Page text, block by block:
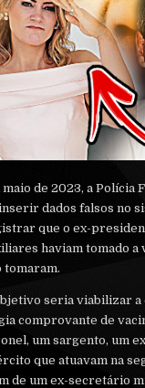
maio de 2023, a Polícia
dados falsos no
que o ex-
haviam tomado a
tomaram.
seria viabilizar a
comprovante de
um sargento, um
que atuavam na
de um ex-secretário